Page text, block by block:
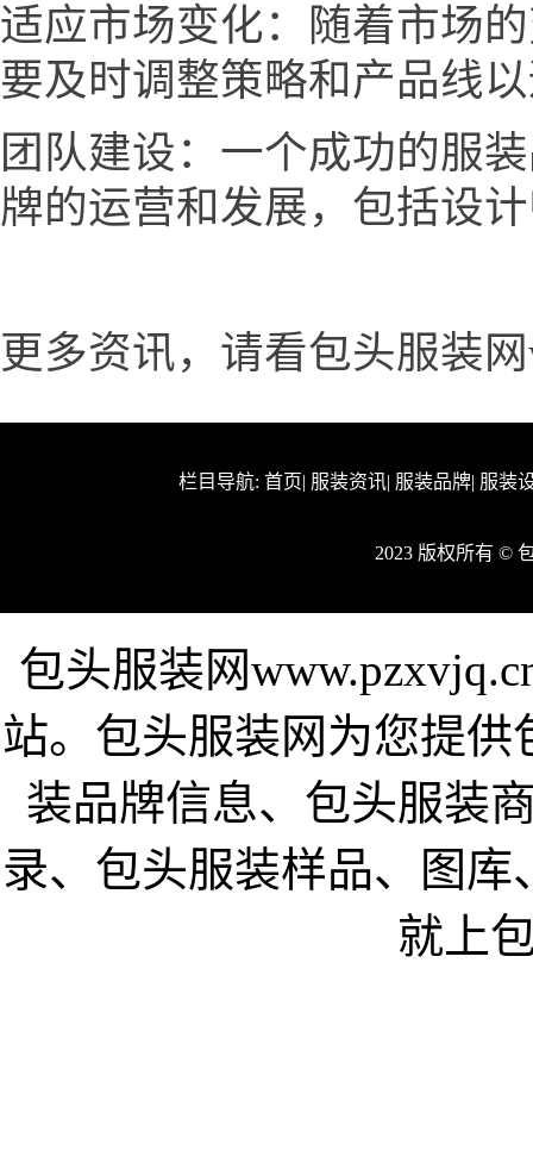
适应市场变化：随着市场
要及时调整策略和产品线
团队建设：一个成功的服
牌的运营和发展，包括设
更多资讯，请看包头服装
栏目导航: 首页| 服装资讯| 服装品牌| 服装
2023 版权所有 ©
包头服装网
站。包头服装网为您提
装品牌信息、包头服装
录、包头服装样品、图
就上